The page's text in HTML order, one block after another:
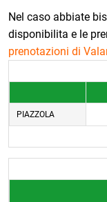
Nel caso abbiate
disponibilita e le
prenotazioni di
PIAZZOLA